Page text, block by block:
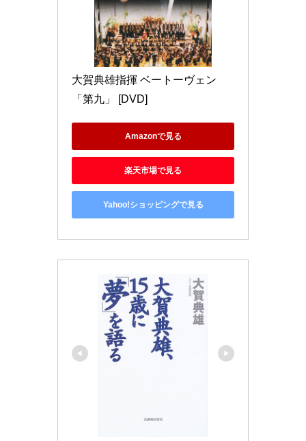
大賀典雄指揮 ベートーヴェン
「第九」 [DVD]
Amazonで見る
楽天市場で見る
Yahoo!ショッピングで見る